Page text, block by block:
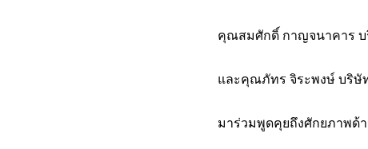
คุณสมศักดิ์ กาญจนาคาร บ
และคุณภัทร จิระพงษ์ บริษั
มาร่วมพูดคุยถึงศักยภาพด้า